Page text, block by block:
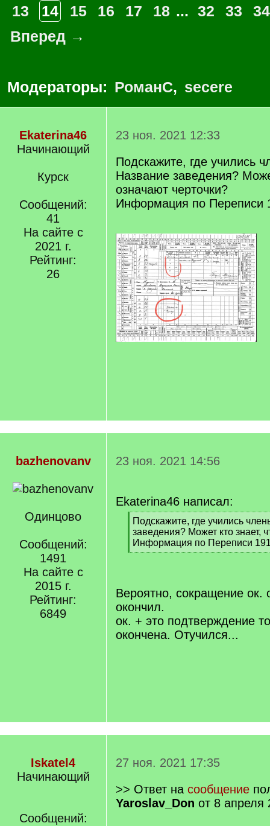
13
14 15 16 17 18 ... 32 33
34
Вперед →
Модераторы: РоманС, secere
Ekaterina46
Начинающий
Курск
Сообщений:
41
На сайте с
2021 г.
Рейтинг:
26
23 ноя. 2021 12:33
Подскажите, где учились
Название заведения?
означают черточки?
Информация по Переписи
bazhenovanv
Одинцово
Сообщений:
1491
На сайте с
2015 г.
Рейтинг:
6849
23 ноя. 2021 14:56
Ekaterina46 написал:
[
q
]
Подскажите, где учились
заведения? Может кто знает,
Информация по Переписи
[
Вероятно, сокращение ок.
окончил.
ок. + это подтверждение
окончена. Отучился...
Iskatel4
Начинающий
Сообщений:
27 ноя. 2021 17:35
>> Ответ на сообщение
Yaroslav_Don от 8 апреля